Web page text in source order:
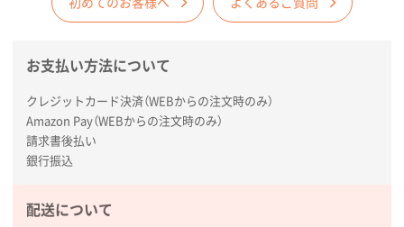
商品情報の正確な記載、スムーズなシステム対応
広島県(社様
枚
2026年01月27日 13:12
毎年注文しており、信頼できるから。出来上がりも満
熊本県S社様
初めてのお客様へ よくあるご質問
お支払い方法について
クレジットカード決済（WEBからの注文時のみ）
Amazon Pay（WEBからの注文時のみ）
請求書後払い
銀行振込
配送について